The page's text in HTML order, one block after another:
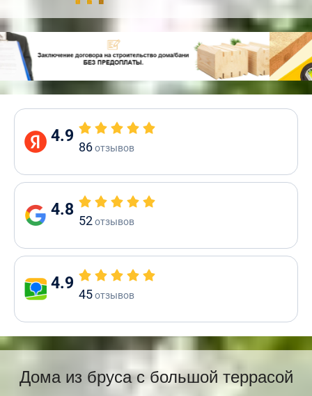
4.9
86отзывов
4.8
52отзывов
4.9
45отзывов
Дома из бруса с большой террасой